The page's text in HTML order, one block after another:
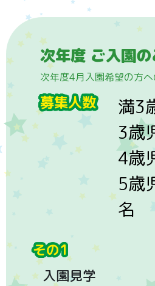
次年度 ご入園
次年度4月入園希望の方
募集人数
満3
3
4
5
名
その1
入園見学